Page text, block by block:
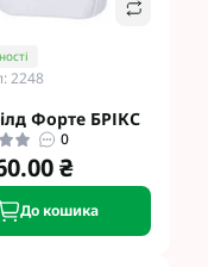
2248
Форте БРІКС
0
₴
До кошика